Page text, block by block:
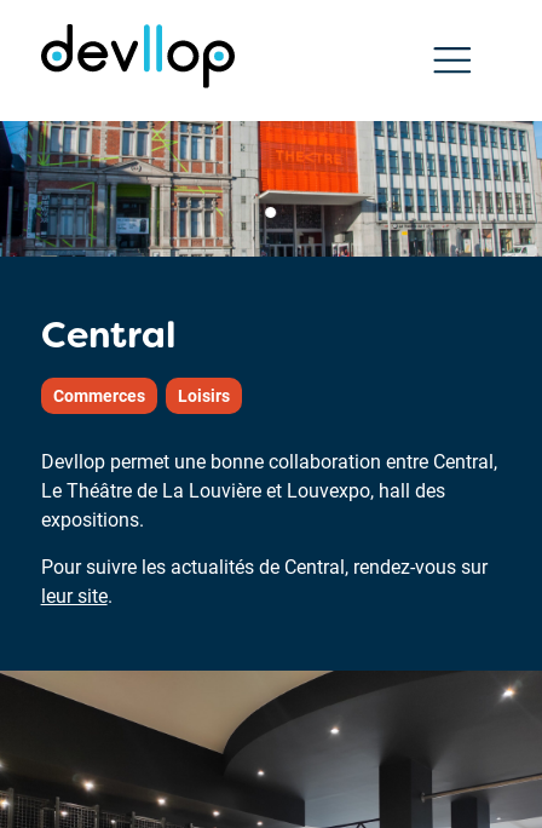
Central
Commerces Loisirs
Devllop permet une bonne collaboration entre Central,
Le Théâtre de La Louvière et Louvexpo, hall des
expositions.
Pour suivre les actualités de Central, rendez-vous sur
leur site.